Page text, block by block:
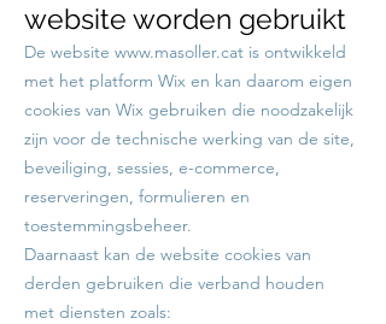
website worden gebruikt
De website www.masoller.cat is ontwikkeld
met het platform Wix en kan daarom eigen
cookies van Wix gebruiken die noodzakelijk
zijn voor de technische werking van de site,
beveiliging, sessies, e-commerce,
reserveringen, formulieren en
toestemmingsbeheer.
Daarnaast kan de website cookies van
derden gebruiken die verband houden
met diensten zoals: